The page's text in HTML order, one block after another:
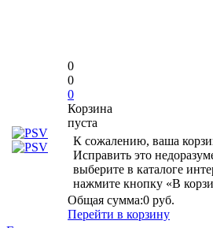
0
0
0
Корзина
пуста
К сожалению, ваша
Исправить это
выберите в каталоге
нажмите кнопку «В
Общая сумма:0 руб.
Перейти в корзину